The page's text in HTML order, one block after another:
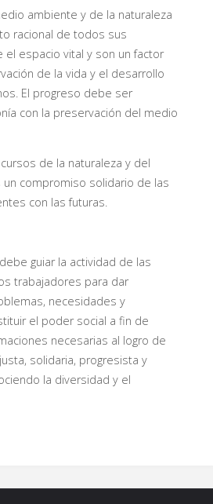
ambiente y de la naturaleza
racional de todos sus
el espacio vital y son un factor
de la vida y el desarrollo
El progreso debe ser
con la preservación del medio
de la naturaleza y del
compromiso solidario de las
con las futuras.
guiar la actividad de las
trabajadores para dar
necesidades y
el poder social a fin de
necesarias al logro de
solidaria, progresista y
la diversidad y el